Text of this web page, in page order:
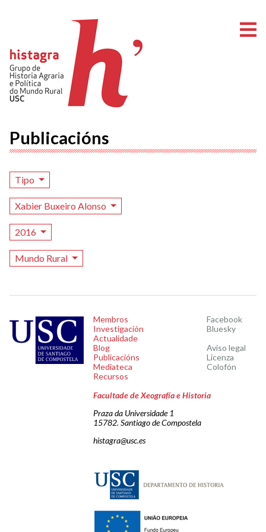
Publicacións
Tipo
Xabier Buxeiro Alonso
2016
Mundo Rural
Membros
Investigación
Actualidade
Blog
Publicacións
Mediateca
Recursos
Facebook
Bluesky
Aviso legal
Licenza
Colofón
Facultade de Xeografía e Historia
Praza da Universidade 1
15782. Santiago de Compostela
histagra@usc.es